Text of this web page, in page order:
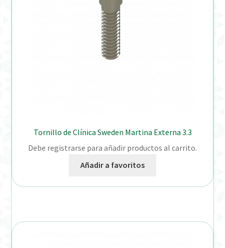
Tornillo de Clínica Sweden Martina Externa 3.3
Debe registrarse para añadir productos al carrito.
Añadir a favoritos